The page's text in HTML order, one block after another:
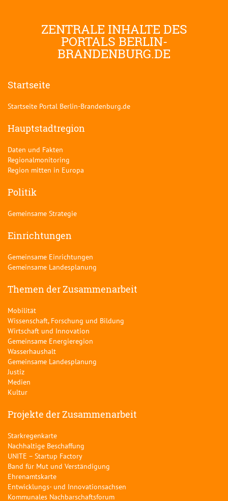
ZENTRALE INHALTE DES
PORTALS BERLIN-
BRANDENBURG.DE
Startseite
Startseite Portal Berlin-Brandenburg.de
Hauptstadtregion
Daten und Fakten
Regionalmonitoring
Region mitten in Europa
Politik
Gemeinsame Strategie
Einrichtungen
Gemeinsame Einrichtungen
Gemeinsame Landesplanung
Themen der Zusammenarbeit
Mobilität
Wissenschaft, Forschung und Bildung
Wirtschaft und Innovation
Gemeinsame Energieregion
Wasserhaushalt
Gemeinsame Landesplanung
Justiz
Medien
Kultur
Projekte der Zusammenarbeit
Starkregenkarte
Nachhaltige Beschaffung
UNITE – Startup Factory
Band für Mut und Verständigung
Ehrenamtskarte
Entwicklungs- und Innovationsachsen
Kommunales Nachbarschaftsforum